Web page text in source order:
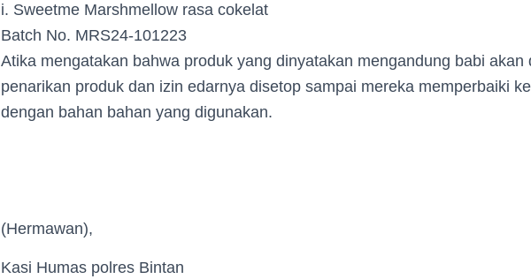
i. Sweetme Marshmellow rasa cokelat
Batch No. MRS24-101223
Atika mengatakan bahwa produk yang dinyatakan mengandung babi akan
penarikan produk dan izin edarnya disetop sampai mereka memperbaiki
dengan bahan bahan yang digunakan.
(Hermawan),
Kasi Humas polres Bintan